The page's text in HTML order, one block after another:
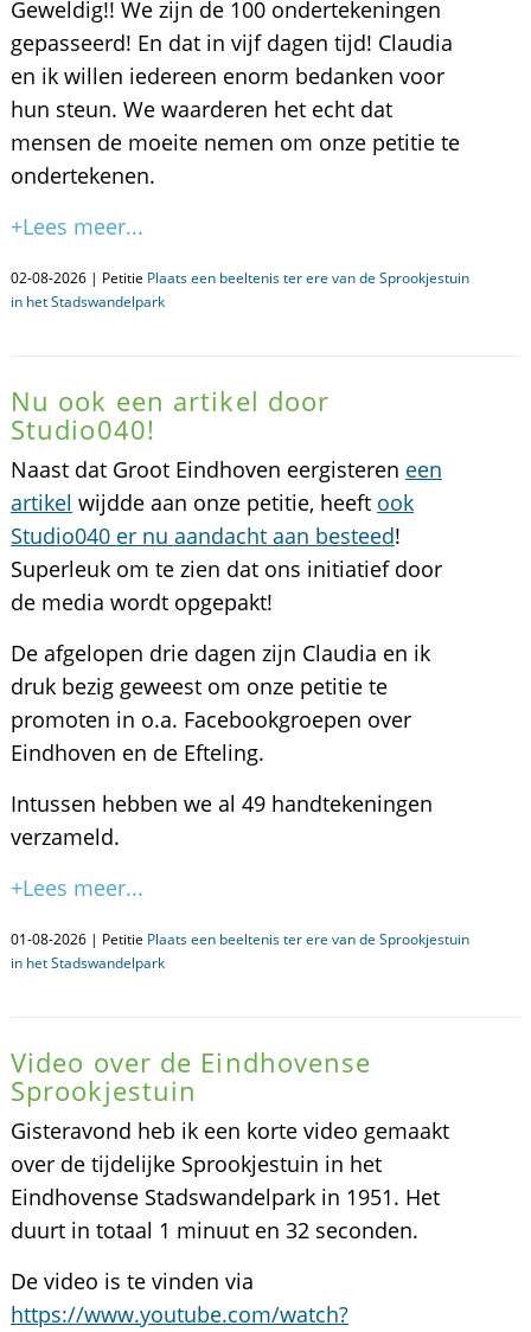
Geweldig!! We zijn de 100 ondertekeningen
gepasseerd! En dat in vijf dagen tijd! Claudia
en ik willen iedereen enorm bedanken voor
hun steun. We waarderen het echt dat
mensen de moeite nemen om onze petitie te
ondertekenen.
+Lees meer...
02-08-2026 | Petitie Plaats een beeltenis ter ere van de Sprookjestuin
in het Stadswandelpark
Nu ook een artikel door
Studio040!
Naast dat Groot Eindhoven eergisteren een
artikel wijdde aan onze petitie, heeft ook
Studio040 er nu aandacht aan besteed!
Superleuk om te zien dat ons initiatief door
de media wordt opgepakt!
De afgelopen drie dagen zijn Claudia en ik
druk bezig geweest om onze petitie te
promoten in o.a. Facebookgroepen over
Eindhoven en de Efteling.
Intussen hebben we al 49 handtekeningen
verzameld.
+Lees meer...
01-08-2026 | Petitie Plaats een beeltenis ter ere van de Sprookjestuin
in het Stadswandelpark
Video over de Eindhovense
Sprookjestuin
Gisteravond heb ik een korte video gemaakt
over de tijdelijke Sprookjestuin in het
Eindhovense Stadswandelpark in 1951. Het
duurt in totaal 1 minuut en 32 seconden.
De video is te vinden via
https://www.youtube.com/watch?